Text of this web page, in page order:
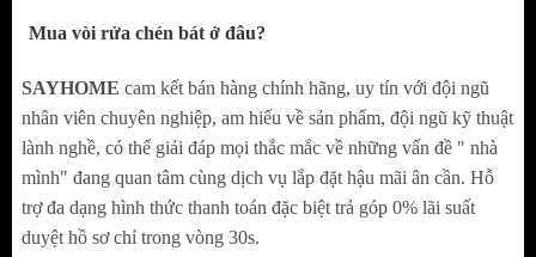
cấu tạo từ chất liệu đồng thau sơn tĩnh điện,
có thể xoay 360 độ và di chuyển linh hoạt.
+ Xả nước: dạng dây rút có 3 chế độ xả (lưu
ý dạng dây rút nên khi lắp nguồn nước cấp
phải mạnh)
Mua vòi rửa chén bát ở đâu?
SAYHOME cam kết bán hàng chính hãng, uy tín với đội ngũ
nhân viên chuyên nghiệp, am hiểu về sản phẩm, đội ngũ kỹ thuật
lành nghề, có thể giải đáp mọi thắc mắc về những vấn đề " nhà
mình" đang quan tâm cùng dịch vụ lắp đặt hậu mãi ân cần. Hỗ
trợ đa dạng hình thức thanh toán đặc biệt trả góp 0% lãi suất
duyệt hồ sơ chỉ trong vòng 30s.